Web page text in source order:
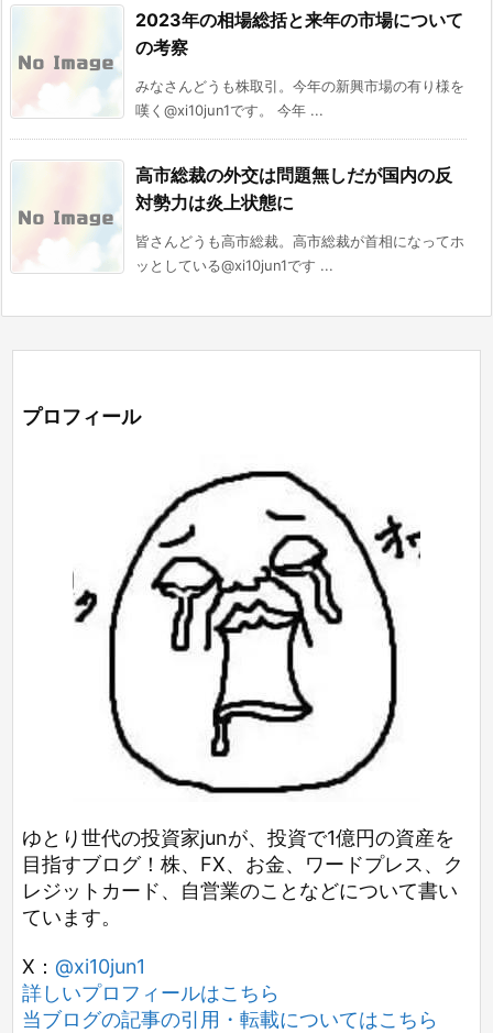
2023年の相場総括と来年の市場について
の考察
みなさんどうも株取引。今年の新興市場の有り様を
嘆く@xi10jun1です。 今年 ...
高市総裁の外交は問題無しだが国内の反
対勢力は炎上状態に
皆さんどうも高市総裁。高市総裁が首相になってホ
ッとしている@xi10jun1です ...
プロフィール
ゆとり世代の投資家junが、投資で1億円の資産を
目指すブログ！株、FX、お金、ワードプレス、ク
レジットカード、自営業のことなどについて書い
ています。
X： @xi10jun1
詳しいプロフィールはこちら
当ブログの記事の引用・転載についてはこちら